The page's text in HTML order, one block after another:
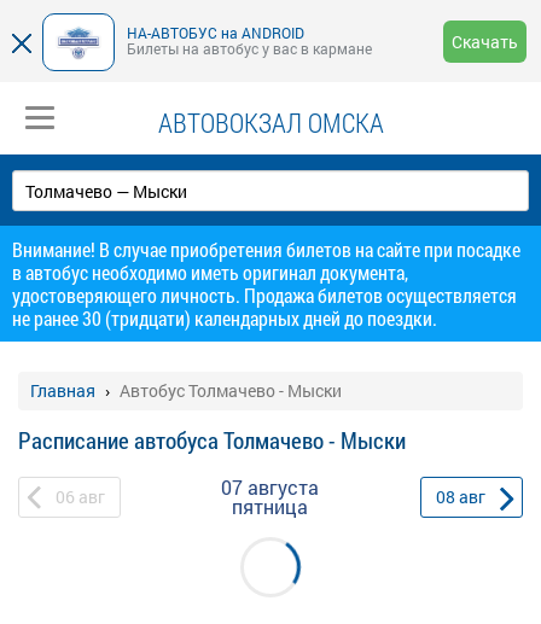
НА-АВТОБУС на ANDROID
Билеты на автобус у вас в кармане
Скачать
АВТОВОКЗАЛ ОМСКА
Внимание! В случае приобретения билетов на сайте при посадке
в автобус необходимо иметь оригинал документа,
удостоверяющего личность. Продажа билетов осуществляется
не ранее 30 (тридцати) календарных дней до поездки.
Главная Автобус Толмачево - Мыски
Расписание автобуса Толмачево - Мыски
06 авг 07 августа
пятница 08 авг